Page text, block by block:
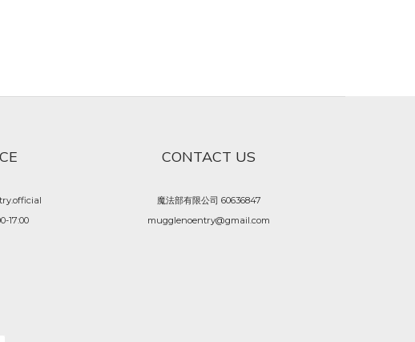
17:00
CONTACT US
魔法部有限公司 60636847
mugglenoentry@gmail.com